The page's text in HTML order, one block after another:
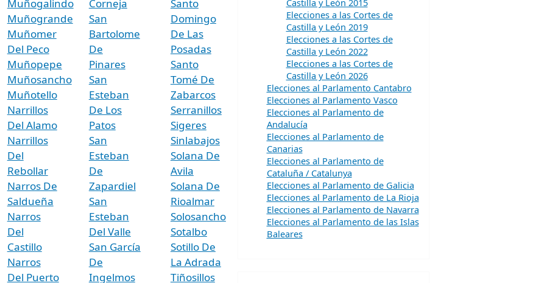
Muñogalindo
Muñogrande
Muñomer
Del Peco
Muñopepe
Muñosancho
Muñotello
Narrillos
Del Alamo
Narrillos
Del
Rebollar
Narros De
Saldueña
Narros
Del
Castillo
Narros
Del Puerto
Corneja
San
Bartolome
De
Pinares
San
Esteban
De Los
Patos
San
Esteban
De
Zapardiel
San
Esteban
Del Valle
San García
De
Ingelmos
Santo
Domingo
De Las
Posadas
Santo
Tomé De
Zabarcos
Serranillos
Sigeres
Sinlabajos
Solana De
Avila
Solana De
Rioalmar
Solosancho
Sotalbo
Sotillo De
La Adrada
Tiñosillos
Castilla y León 2015
Elecciones a las Cortes de
Castilla y León 2019
Elecciones a las Cortes de
Castilla y León 2022
Elecciones a las Cortes de
Castilla y León 2026
Elecciones al Parlamento Cantabro
Elecciones al Parlamento Vasco
Elecciones al Parlamento de
Andalucía
Elecciones al Parlamento de
Canarias
Elecciones al Parlamento de
Cataluña / Catalunya
Elecciones al Parlamento de Galicia
Elecciones al Parlamento de La Rioja
Elecciones al Parlamento de Navarra
Elecciones al Parlamento de las Islas
Baleares